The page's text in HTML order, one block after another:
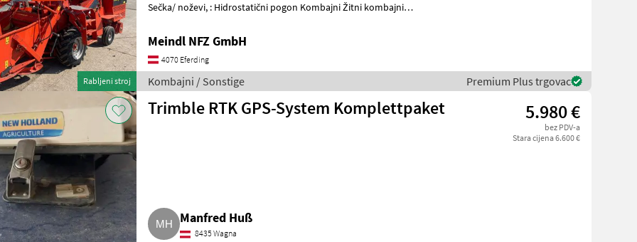
Rabljeni stroj
Sečka/ noževi, : Hidrostatični pogon Kombajni Žitni kombajni
Meindl NFZ GmbH
4070 Eferding
Kombajni / Sonstige Premium Plus trgovac
Trimble RTK GPS-System Komplettpaket 5.980 €
bez PDV-a
Stara cijena 6.600 €
Manfred Huß
8435 Wagna